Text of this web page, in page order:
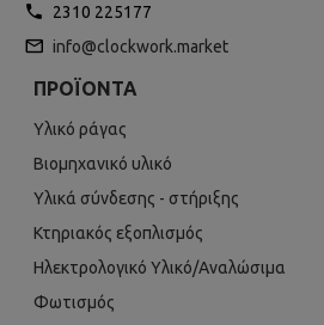
2310 225177
info@clockwork.market
ΠΡΟΪΌΝΤΑ
Υλικό ράγας
Βιομηχανικό υλικό
Υλικά σύνδεσης - στήριξης
Κτηριακός εξοπλισμός
Ηλεκτρολογικό Υλικό/Αναλώσιμα
Φωτισμός